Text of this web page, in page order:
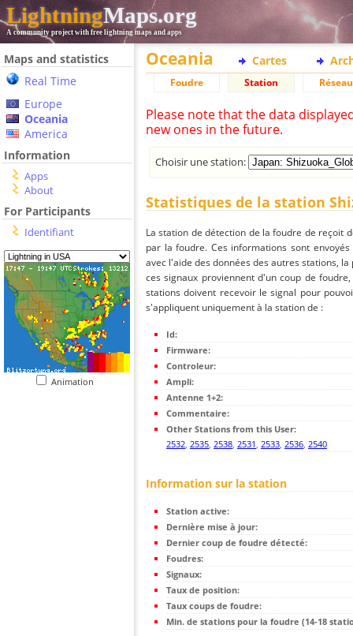
LightningMaps.org
A community project with free lightning maps and apps
Maps and statistics
Real Time
Europe
Oceania
America
Information
Apps
About
For Participants
Identifiant
Animation
Oceania Cartes
Foudre Station Réseau
Please note that the data
new ones in the future.
Choisir une station:
Statistiques de la station
La station de détection de la foudre de reçoit
par la foudre. Ces informations sont
avec l'aide des données des autres stations,
ces signaux proviennent d'un coup de
stations doivent recevoir le signal pour
s'appliquent uniquement à la station de :
Id:
Firmware:
Controleur:
Ampli:
Antenne 1+2:
Commentaire:
Other Stations from this User:
2532, 2535, 2538, 2531, 2533, 2536, 2540
Information sur la station
Station active:
Dernière mise à jour:
Dernier coup de foudre détecté:
Foudres:
Signaux:
Taux de position:
Taux coups de foudre:
Min. de stations pour la foudre (14-18